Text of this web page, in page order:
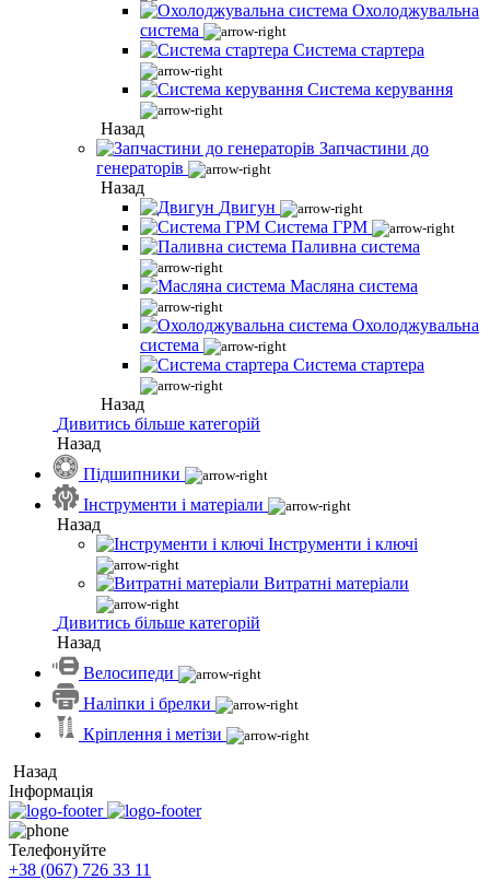
Охолоджувальна
система
Система стартера
Система керування
Назад
Запчастини до
генераторів
Назад
Двигун
Система ГРМ
Паливна система
Масляна система
Охолоджувальна
система
Система стартера
Назад
Дивитись більше категорій
Назад
Підшипники
Інструменти і матеріали
Назад
Інструменти і ключі
Витратні матеріали
Дивитись більше категорій
Назад
Велосипеди
Наліпки і брелки
Кріплення і метізи
Назад
Інформація
Телефонуйте
+38 (067) 726 33 11